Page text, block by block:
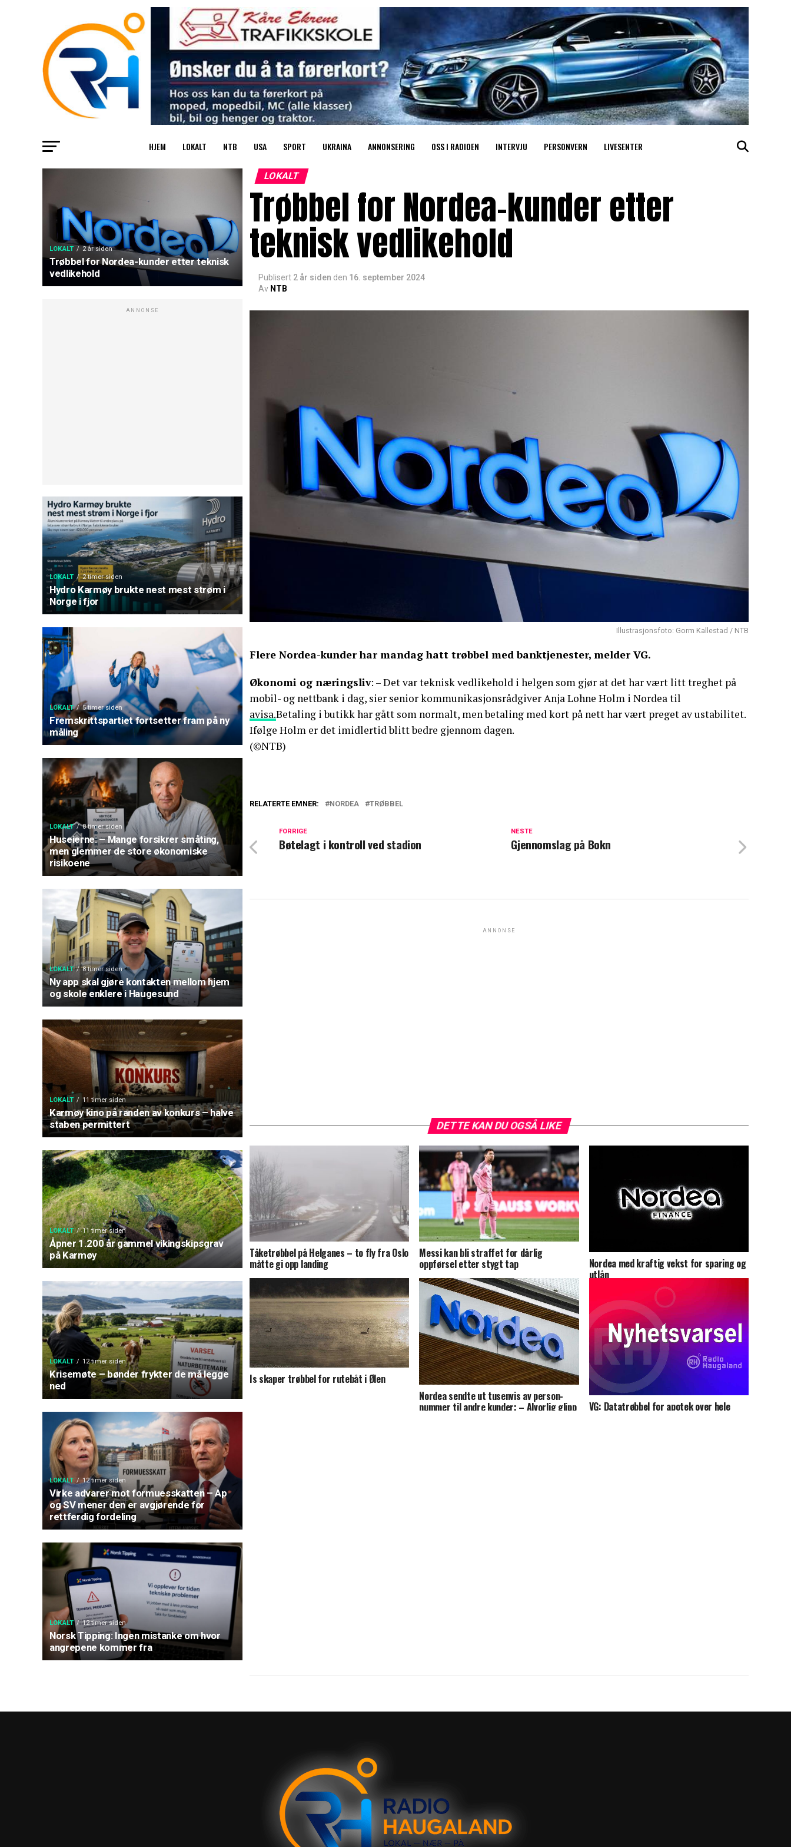
HJEM LOKALT NTB USA SPORT UKRAINA ANNONSERING OSS I RADIOEN INTERVJU PERSONVERN LIVESENTER
LOKALT 2 år siden
Trøbbel for Nordea-kunder etter teknisk
vedlikehold
ANNONSE
LOKALT 2 timer siden
Hydro Karmøy brukte nest mest strøm i
Norge i fjor
LOKALT 5 timer siden
Fremskrittspartiet fortsetter fram på ny
måling
LOKALT 8 timer siden
Huseierne: – Mange forsikrer småting,
men glemmer de store økonomiske
risikoene
LOKALT 8 timer siden
Ny app skal gjøre kontakten mellom hjem
og skole enklere i Haugesund
LOKALT 11 timer siden
Karmøy kino på randen av konkurs – halve
staben permittert
LOKALT 11 timer siden
Åpner 1.200 år gammel vikingskipsgrav
på Karmøy
LOKALT 12 timer siden
Krisemøte – bønder frykter de må legge
ned
LOKALT 12 timer siden
Virke advarer mot formuesskatten – Ap
og SV mener den er avgjørende for
rettferdig fordeling
LOKALT 12 timer siden
Norsk Tipping: Ingen mistanke om hvor
angrepene kommer fra
LOKALT
Trøbbel for Nordea-kunder etter
teknisk vedlikehold
Publisert 2 år siden den 16. september 2024
Av NTB
Illustrasjonsfoto: Gorm Kallestad / NTB
Flere Nordea-kunder har mandag hatt trøbbel med banktjenester, melder VG.
Økonomi og næringsliv: – Det var teknisk vedlikehold i helgen som gjør at det har vært litt treghet på
mobil- og nettbank i dag, sier senior kommunikasjonsrådgiver Anja Lohne Holm i Nordea til
avisa.Betaling i butikk har gått som normalt, men betaling med kort på nett har vært preget av ustabilitet.
Ifølge Holm er det imidlertid blitt bedre gjennom dagen.
(©NTB)
RELATERTE EMNER: NORDEA TRØBBEL
NESTE
Gjennomslag på Bokn
FORRIGE
Bøtelagt i kontroll ved stadion
ANNONSE
DETTE KAN DU OGSÅ LIKE
Tåketrøbbel på Helganes – to fly fra Oslo
måtte gi opp landing
Messi kan bli straffet for dårlig
oppførsel etter stygt tap Nordea med kraftig vekst for sparing og
utlån
Is skaper trøbbel for rutebåt i Ølen
Nordea sendte ut tusenvis av person­
nummer til andre kunder: – Alvorlig glipp VG: Datatrøbbel for apotek over hele